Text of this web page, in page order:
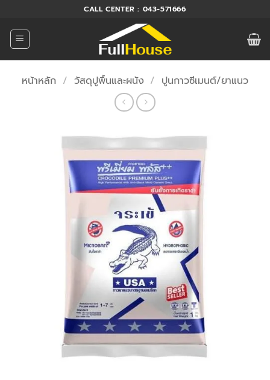
ยัง
เนื้อหา
CALL CENTER : 043-571666
หน้าหลัก / วัสดุปูพื้นและผนัง / ปูนกาวซีเมนต์/ยาแนว